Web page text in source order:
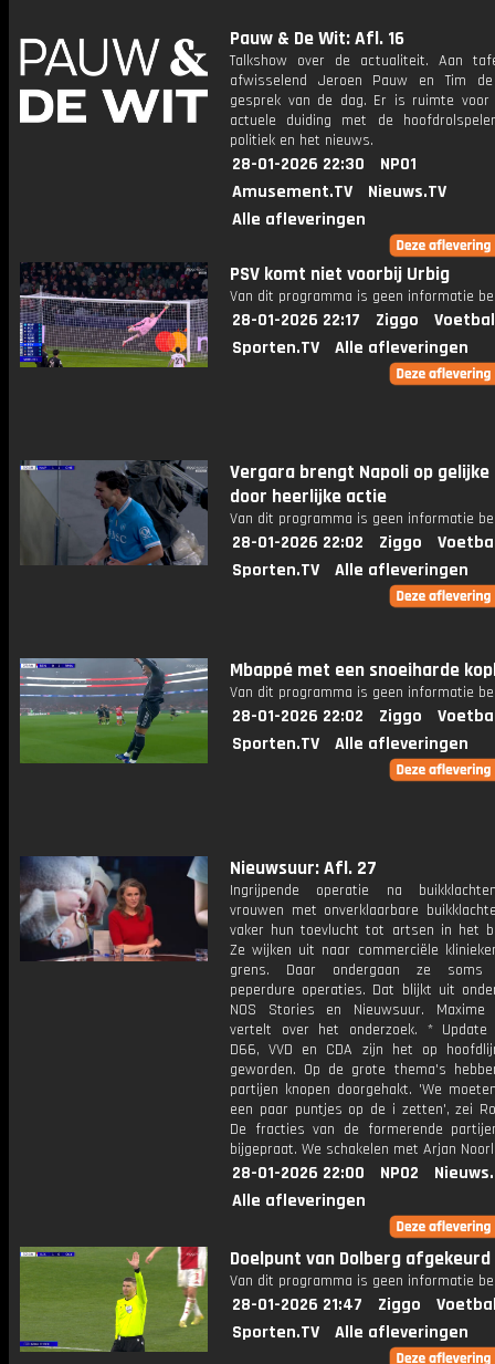
Pauw & De Wit: Afl. 16
Talkshow over de actualiteit. Aan
afwisselend Jeroen Pauw en Tim
gesprek van de dag. Er is ruimte
actuele duiding met de
politiek en het nieuws.
28-01-2026 22:30
NPO1
Amusement.TV
Nieuws.TV
Alle afleveringen
PSV komt niet voorbij Urbig
Van dit programma is geen informatie
28-01-2026 22:17 Ziggo
Sporten.TV
Alle afleveringen
Vergara brengt Napoli op
door heerlijke actie
Van dit programma is geen informatie
28-01-2026 22:02 Ziggo
Sporten.TV
Alle afleveringen
Mbappé met een snoeiharde
Van dit programma is geen informatie
28-01-2026 22:02 Ziggo
Sporten.TV
Alle afleveringen
Nieuwsuur: Afl. 27
Ingrijpende operatie na
vrouwen met onverklaarbare
vaker hun toevlucht tot artsen in het
Ze wijken uit naar commerciële
grens. Daar ondergaan ze soms
peperdure operaties. Dat blijkt uit
NOS Stories en Nieuwsuur.
vertelt over het onderzoek. * Update
D66, VVD en CDA zijn het op
geworden. Op de grote thema's
partijen knopen doorgehakt. 'We
een paar puntjes op de i zetten', zei
De fracties van de formerende
bijgepraat. We schakelen met Arjan
28-01-2026 22:00 NPO2
Alle afleveringen
Doelpunt van Dolberg afgekeurd
Van dit programma is geen informatie
28-01-2026 21:47 Ziggo
Sporten.TV
Alle afleveringen